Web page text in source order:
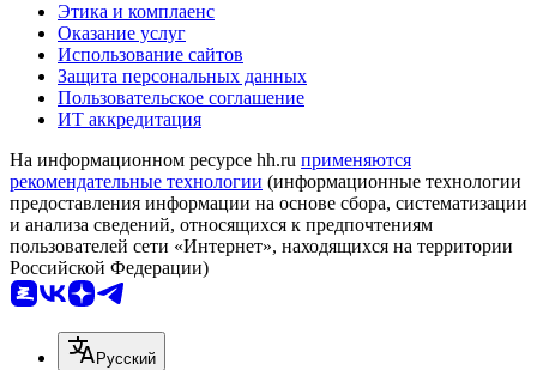
Этика и комплаенс
Оказание услуг
Использование сайтов
Защита персональных данных
Пользовательское соглашение
ИТ аккредитация
На информационном ресурсе hh.ru применяются
рекомендательные технологии (информационные технологии
предоставления информации на основе сбора, систематизации
и анализа сведений, относящихся к предпочтениям
пользователей сети «Интернет», находящихся на территории
Российской Федерации)
Русский